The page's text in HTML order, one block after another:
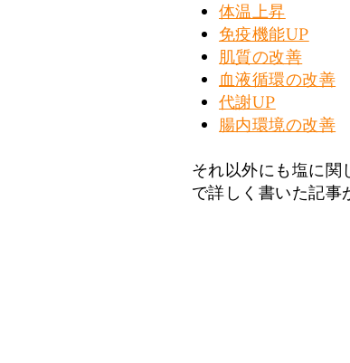
体温上昇
免疫機能UP
肌質の改善
血液循環の改善
代謝UP
腸内環境の改善
それ以外にも塩に関
で詳しく書いた記事